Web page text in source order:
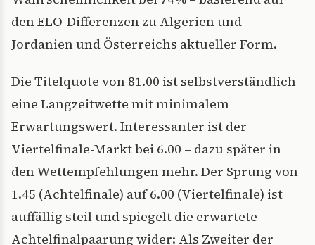
den ELO-Differenzen zu Algerien und
Jordanien und Österreichs aktueller Form.
Die Titelquote von 81.00 ist selbstverständlich
eine Langzeitwette mit minimalem
Erwartungswert. Interessanter ist der
Viertelfinale-Markt bei 6.00 – dazu später in
den Wettempfehlungen mehr. Der Sprung von
1.45 (Achtelfinale) auf 6.00 (Viertelfinale) ist
auffällig steil und spiegelt die erwartete
Achtelfinalpaarung wider: Als Zweiter der